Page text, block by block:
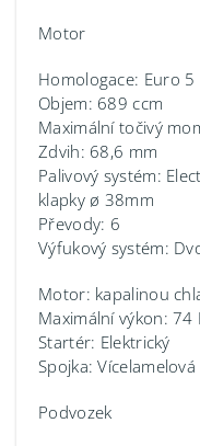
Motor
Homologace: Euro 5
Objem: 689 ccm
Maximální točivý
Zdvih: 68,6 mm
Palivový systém:
klapky ø 38mm
Převody: 6
Výfukový systém:
Motor: kapalinou
Maximální výkon:
Startér: Elektrický
Spojka:
Podvozek